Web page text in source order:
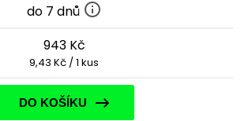
do 7 dnů
943 Kč
9,43 Kč / 1 kus
DO KOŠÍKU